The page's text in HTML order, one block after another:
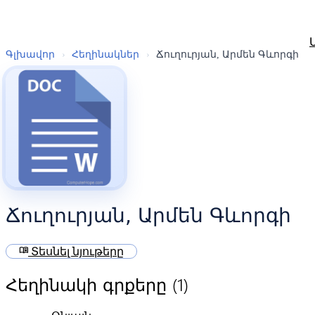
Գլխավոր › Հեղինակներ › Ճուղուրյան, Արմեն Գևորգի
Ճուղուրյան, Արմեն Գևորգի
menu_book Տեսնել նյութերը
Հեղինակի գրքերը (1)